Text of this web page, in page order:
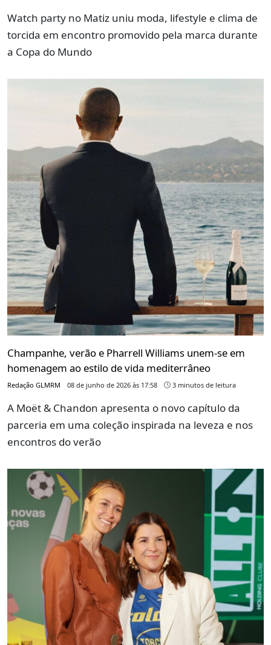
Watch party no Matiz uniu moda, lifestyle e clima de
torcida em encontro promovido pela marca durante
a Copa do Mundo
Champanhe, verão e Pharrell Williams unem-se em
homenagem ao estilo de vida mediterrâneo
Redação GLMRM 08 de junho de 2026 às 17:58 3 minutos de leitura
A Moët & Chandon apresenta o novo capítulo da
parceria em uma coleção inspirada na leveza e nos
encontros do verão